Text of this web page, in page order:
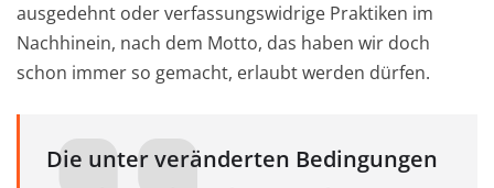
ausgedehnt oder verfassungswidrige Praktiken im
Nachhinein, nach dem Motto, das haben wir doch
schon immer so gemacht, erlaubt werden dürfen.
Die unter veränderten Bedingungen